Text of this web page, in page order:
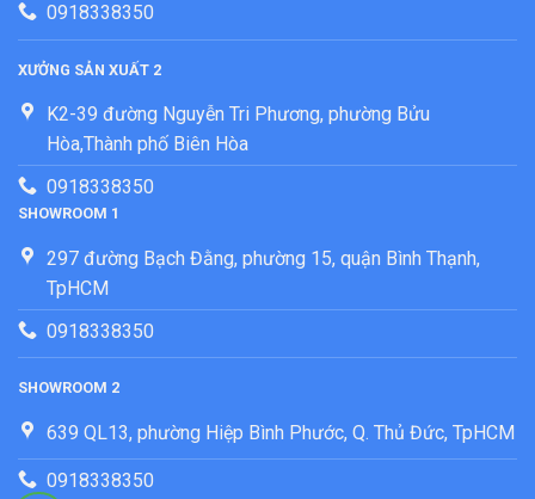
0918338350
XƯỞNG SẢN XUẤT 2
K2-39 đường Nguyễn Tri Phương, phường Bửu
Hòa,Thành phố Biên Hòa
0918338350
SHOWROOM 1
297 đường Bạch Đằng, phường 15, quận Bình Thạnh,
TpHCM
0918338350
SHOWROOM 2
639 QL13, phường Hiệp Bình Phước, Q. Thủ Đức, TpHCM
0918338350